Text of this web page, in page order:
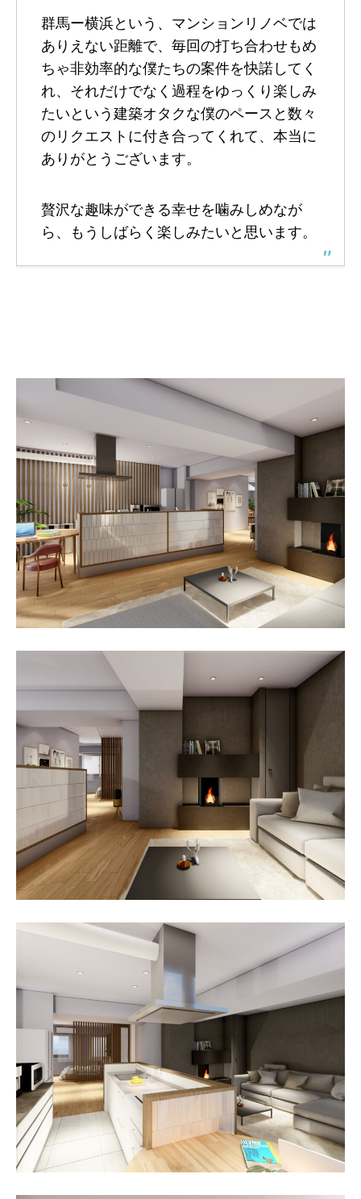
群馬ー横浜という、マンションリノベでは
ありえない距離で、毎回の打ち合わせもめ
ちゃ非効率的な僕たちの案件を快諾してく
れ、それだけでなく過程をゆっくり楽しみ
たいという建築オタクな僕のペースと数々
のリクエストに付き合ってくれて、本当に
ありがとうございます。
贅沢な趣味ができる幸せを噛みしめなが
ら、もうしばらく楽しみたいと思います。